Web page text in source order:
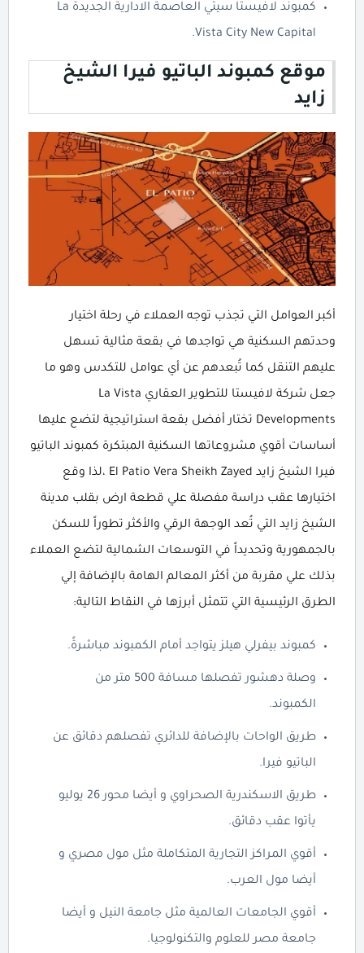
كمبوند لافيستا سيتي العاصمة الادارية الجديدة La
Vista City New Capital.
موقع كمبوند الباتيو فيرا الشيخ
زايد
أكبر العوامل التي تجذب توجه العملاء في رحلة اختيار
وحدتهم السكنية هي تواجدها في بقعة مثالية تسهل
عليهم التنقل كما تُبعدهم عن أي عوامل للتكدس وهو ما
جعل شركة لافيستا للتطوير العقاري La Vista
Developments تختار أفضل بقعة استراتيجية لتضع عليها
أساسات أقوي مشروعاتها السكنية المبتكرة كمبوند الباتيو
فيرا الشيخ زايد El Patio Vera Sheikh Zayed ،لذا وقع
اختيارها عقب دراسة مفصلة علي قطعة ارض بقلب مدينة
الشيخ زايد التي تُعد الوجهة الرقي والأكثر تطوراً للسكن
بالجمهورية وتحديداً في التوسعات الشمالية لتضع العملاء
بذلك علي مقربة من أكثر المعالم الهامة بالإضافة إلي
الطرق الرئيسية التي تتمثل أبرزها في النقاط التالية:
كمبوند بيفرلي هيلز يتواجد أمام الكمبوند مباشرةً.
وصلة دهشور تفصلها مسافة 500 متر من
الكمبوند.
طريق الواحات بالإضافة للدائري تفصلهم دقائق عن
الباتيو فيرا.
طريق الاسكندرية الصحراوي و أيضا محور 26 يوليو
يأتوا عقب دقائق.
أقوي المراكز التجارية المتكاملة مثل مول مصري و
أيضا مول العرب.
أقوي الجامعات العالمية مثل جامعة النيل و أيضا
جامعة مصر للعلوم والتكنولوجيا.